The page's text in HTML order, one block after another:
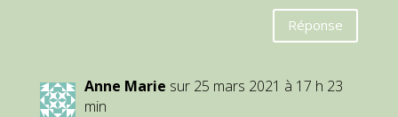
Réponse
Anne Marie sur 25 mars 2021 à 17 h 23
min